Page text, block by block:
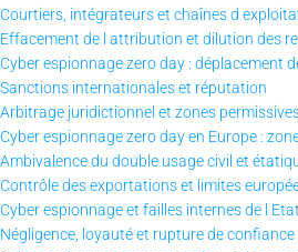
Courtiers, intégrateurs et chaînes d
Effacement de l attribution et dilution des
Cyber espionnage zero day : déplacement
Sanctions internationales et réputation
Arbitrage juridictionnel et zones
Cyber espionnage zero day en Europe :
Ambivalence du double usage civil et
Contrôle des exportations et limites
Cyber espionnage et failles internes de l Etat
Négligence, loyauté et rupture de confiance